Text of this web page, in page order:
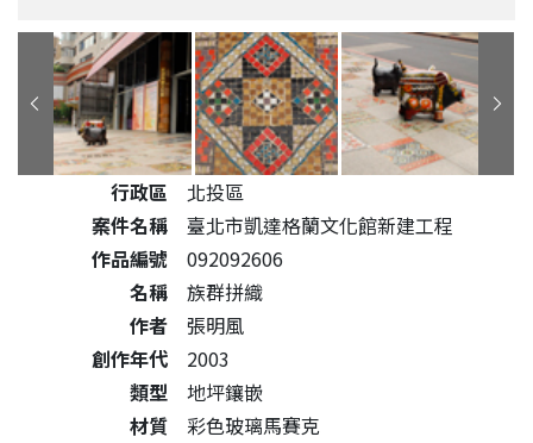
公共藝術作品詳細資料
行政區
北投區
案件名稱
臺北市凱達格蘭文化館新建工程
作品編號
092092606
名稱
族群拼織
作者
張明風
創作年代
2003
類型
地坪鑲嵌
材質
彩色玻璃馬賽克